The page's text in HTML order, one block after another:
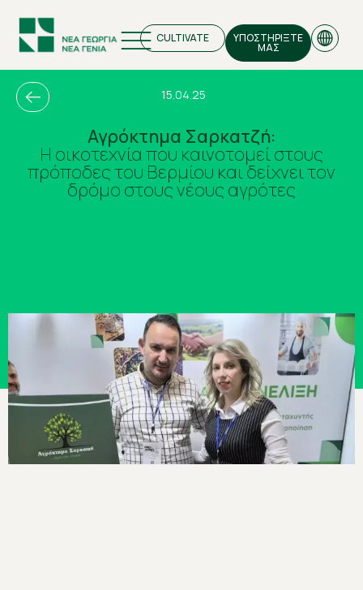
CULTIVATE ΥΠΟΣΤΗΡΙΞΤΕ
ΜΑΣ
EN
15.04.25
Αγρόκτημα Σαρκατζή:
Η οικοτεχνία που καινοτομεί στους
πρόποδες του Βερμίου και δείχνει τον
δρόμο στους νέους αγρότες